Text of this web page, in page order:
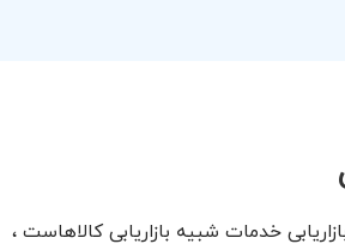
خدمات شبیه بازاریابی کالاهاست ،